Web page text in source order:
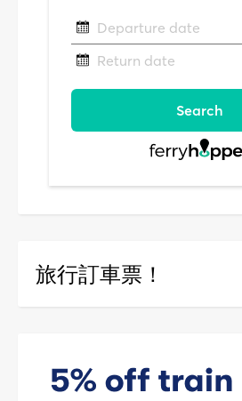
旅行訂車票！